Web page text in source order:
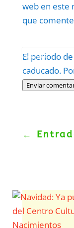
web en este
que
El periodo
caducado.
Enviar
Politica–Términos.
←